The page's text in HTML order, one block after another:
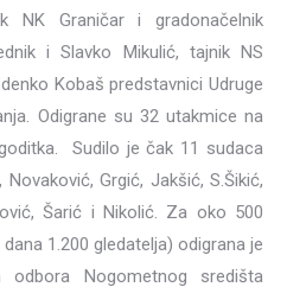
NK Graničar i gradonačelnik
i Slavko Mikulić, tajnik NS
Kobaš predstavnici Udruge
Odigrane su 32 utakmice na
Sudilo je čak 11 sudaca
Grgić, Jakšić, S.Šikić,
Šarić i Nikolić. Za oko 500
1.200 gledatelja) odigrana je
odbora Nogometnog središta